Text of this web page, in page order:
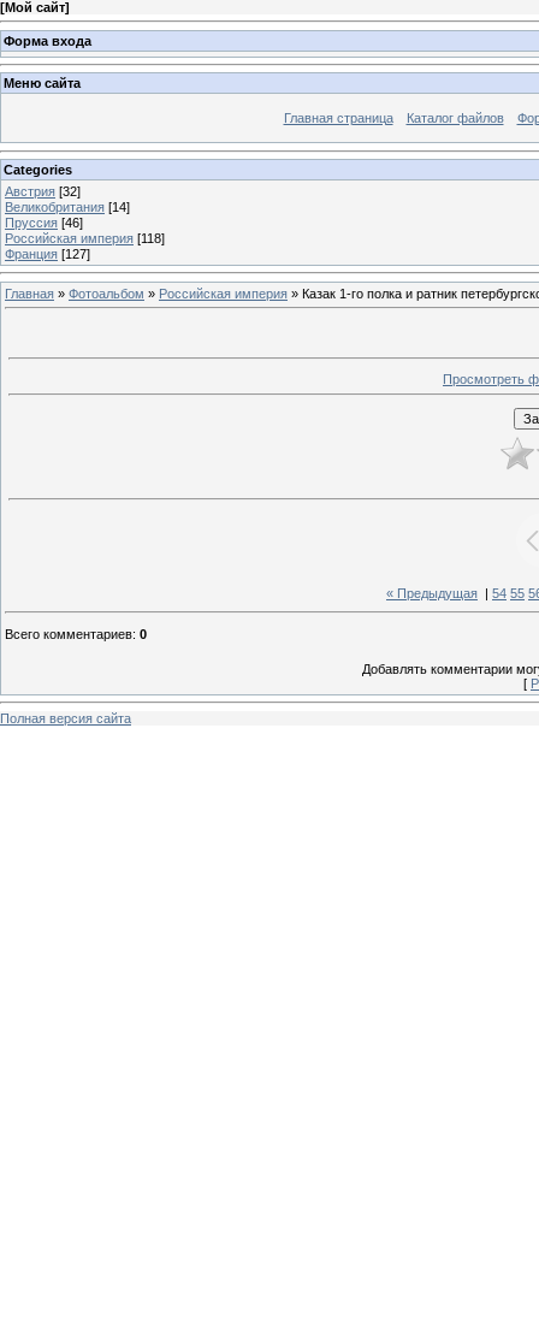
[Мой сайт]
Форма входа
Меню сайта
Главная страница Каталог файлов
Categories
Австрия [32]
Великобритания [14]
Пруссия [46]
Российская империя [118]
Франция [127]
Главная » Фотоальбом » Российская империя » Казак 1-го полка и ратник
Просмотреть
« Предыдущая 54 55
Всего комментариев: 0
Добавлять комментарии
[
Полная версия сайта